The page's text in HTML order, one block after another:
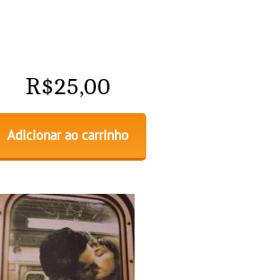
R$25,00
Adicionar ao carrinho